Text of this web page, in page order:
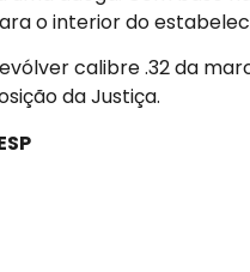
o interior do
calibre .32 da
da Justiça.